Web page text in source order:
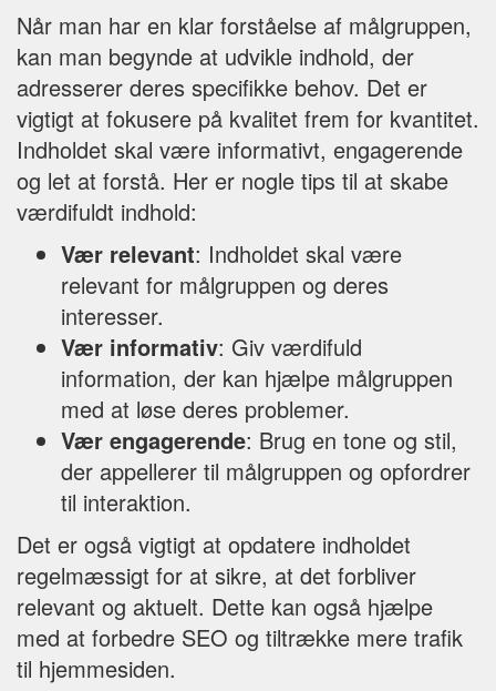
Når man har en klar forståelse af målgruppen,
kan man begynde at udvikle indhold, der
adresserer deres specifikke behov. Det er
vigtigt at fokusere på kvalitet frem for kvantitet.
Indholdet skal være informativt, engagerende
og let at forstå. Her er nogle tips til at skabe
værdifuldt indhold:
Vær relevant: Indholdet skal være
relevant for målgruppen og deres
interesser.
Vær informativ: Giv værdifuld
information, der kan hjælpe målgruppen
med at løse deres problemer.
Vær engagerende: Brug en tone og stil,
der appellerer til målgruppen og opfordrer
til interaktion.
Det er også vigtigt at opdatere indholdet
regelmæssigt for at sikre, at det forbliver
relevant og aktuelt. Dette kan også hjælpe
med at forbedre SEO og tiltrække mere trafik
til hjemmesiden.